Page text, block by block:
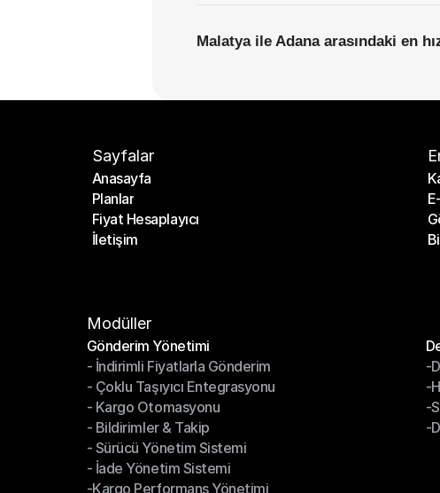
Malatya ile Adana arasındaki en
Sayfalar
Anasayfa
Anasayfa
Planlar
Planlar
Fiyat Hesaplayıcı
Fiyat Hesaplayıcı
İletişim
Modüller
Gönderim Yönetimi
Gönderim Yönetimi
- İndirimli Fiyatlarla Gönderim
- İndirimli Fiyatlarla Gönderim
- Çoklu Taşıyıcı Entegrasyonu
- Çoklu Taşıyıcı Entegrasyonu
- Kargo Otomasyonu
- Kargo Otomasyonu
- Bildirimler & Takip
- Bildirimler & Takip
- Sürücü Yönetim Sistemi
- Sürücü Yönetim Sistemi
- İade Yönetim Sistemi
- İade Yönetim Sistemi
-Kargo Performans Yönetimi
-
-
-
-
-
-
-